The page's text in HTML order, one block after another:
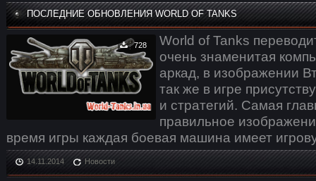
ПОСЛЕДНИЕ ОБНОВЛЕНИЯ WORLD OF TANKS
728
World of Tanks
очень знаменитая
аркад, в изображении
так же в игре
и стратегий. Самая
правильное
время игры каждая боевая машина имеет
14.11.2014 Новости